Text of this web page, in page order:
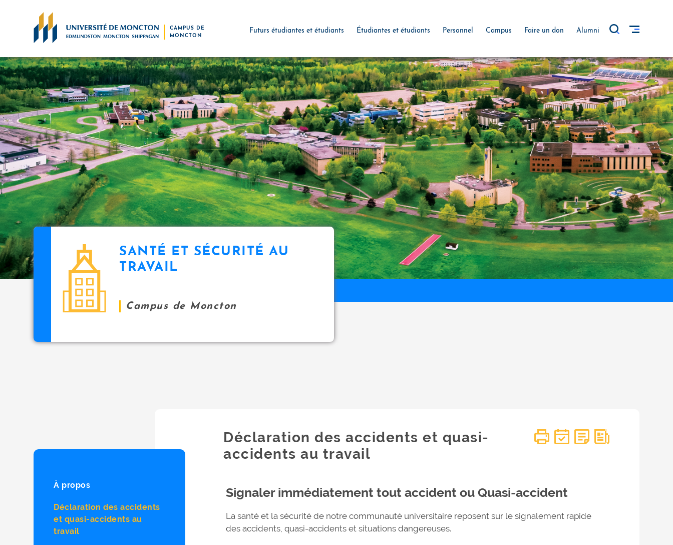
CAMPUS DE
MONCTON
Futurs étudiantes et étudiants Étudiantes et étudiants Personnel Campus Faire un don Alumni
SANTÉ ET SÉCURITÉ AU
TRAVAIL
Campus de Moncton
À propos
Déclaration des accidents
et quasi-accidents au
travail
Déclaration des accidents et quasi-
accidents au travail
Signaler immédiatement tout accident ou Quasi-accident
La santé et la sécurité de notre communauté universitaire reposent sur le signalement rapide
des accidents, quasi-accidents et situations dangereuses.